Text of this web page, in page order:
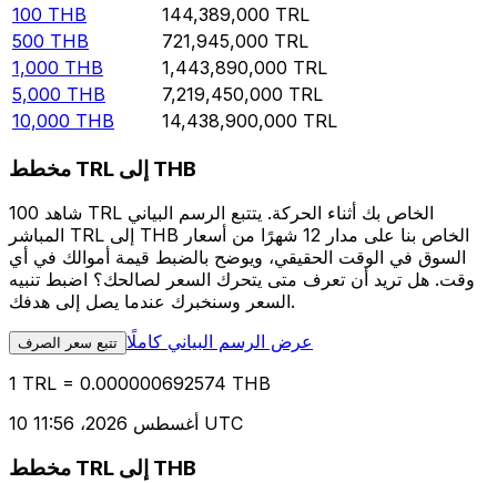
100 THB 144,389,000 TRL
500 THB 721,945,000 TRL
1,000 THB 1,443,890,000 TRL
5,000 THB 7,219,450,000 TRL
10,000 THB 14,438,900,000 TRL
مخطط TRL إلى THB
شاهد 100 TRL الخاص بك أثناء الحركة. يتتبع الرسم البياني
المباشر TRL إلى THB الخاص بنا على مدار 12 شهرًا من أسعار
السوق في الوقت الحقيقي، ويوضح بالضبط قيمة أموالك في أي
وقت. هل تريد أن تعرف متى يتحرك السعر لصالحك؟ اضبط تنبيه
السعر وسنخبرك عندما يصل إلى هدفك.
تتبع سعر الصرف عرض الرسم البياني كاملًا
1 TRL = 0.000000692574 THB
10 أغسطس 2026، 11:56 UTC
مخطط TRL إلى THB